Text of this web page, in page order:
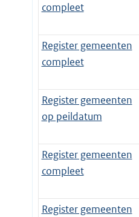
compleet
Register gemeenten
compleet
Register gemeenten
op peildatum
Register gemeenten
compleet
Register gemeenten